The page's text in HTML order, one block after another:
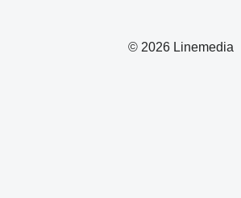
© 2026 Linemedia